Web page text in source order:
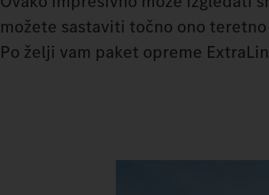
možete sastaviti točno ono
Po želji vam paket opreme